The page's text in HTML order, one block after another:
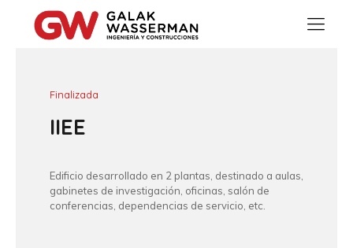
Finalizada
IIEE
Edificio desarrollado en 2 plantas, destinado a aulas,
gabinetes de investigación, oficinas, salón de
conferencias, dependencias de servicio, etc.